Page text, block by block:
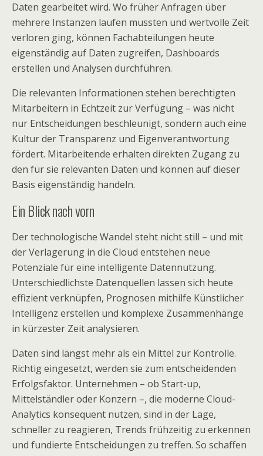
Daten gearbeitet wird. Wo früher Anfragen über
mehrere Instanzen laufen mussten und wertvolle Zeit
verloren ging, können Fachabteilungen heute
eigenständig auf Daten zugreifen, Dashboards
erstellen und Analysen durchführen.
Die relevanten Informationen stehen berechtigten
Mitarbeitern in Echtzeit zur Verfügung – was nicht
nur Entscheidungen beschleunigt, sondern auch eine
Kultur der Transparenz und Eigenverantwortung
fördert. Mitarbeitende erhalten direkten Zugang zu
den für sie relevanten Daten und können auf dieser
Basis eigenständig handeln.
Ein Blick nach vorn
Der technologische Wandel steht nicht still – und mit
der Verlagerung in die Cloud entstehen neue
Potenziale für eine intelligente Datennutzung.
Unterschiedlichste Datenquellen lassen sich heute
effizient verknüpfen, Prognosen mithilfe Künstlicher
Intelligenz erstellen und komplexe Zusammenhänge
in kürzester Zeit analysieren.
Daten sind längst mehr als ein Mittel zur Kontrolle.
Richtig eingesetzt, werden sie zum entscheidenden
Erfolgsfaktor. Unternehmen – ob Start-up,
Mittelständler oder Konzern –, die moderne Cloud-
Analytics konsequent nutzen, sind in der Lage,
schneller zu reagieren, Trends frühzeitig zu erkennen
und fundierte Entscheidungen zu treffen. So schaffen